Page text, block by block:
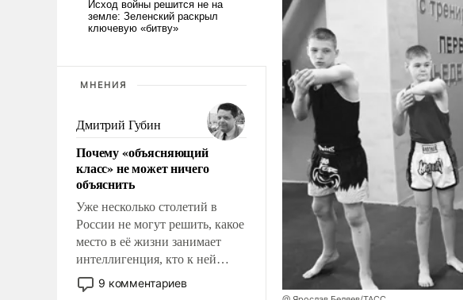
МНЕНИЯ
Дмитрий Губин
Почему «объясняющий
класс» не может ничего
объяснить
Уже несколько столетий в
России не могут решить, какое
место в её жизни занимает
интеллигенция, кто к ней
принадлежит, а кого из неё
исключили с правом
9 комментариев